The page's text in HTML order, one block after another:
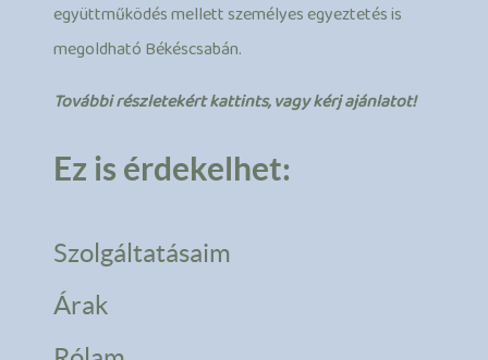
együttműködés mellett személyes egyeztetés is
megoldható Békéscsabán.
További részletekért kattints, vagy kérj ajánlatot!
Ez is érdekelhet:
Szolgáltatásaim
Árak